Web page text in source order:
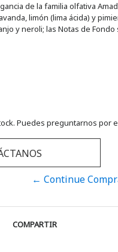
de la familia olfativa
limón (lima ácida) y
y neroli; las Notas de Fondo
Puedes preguntarnos por
← Continue
COMPARTIR